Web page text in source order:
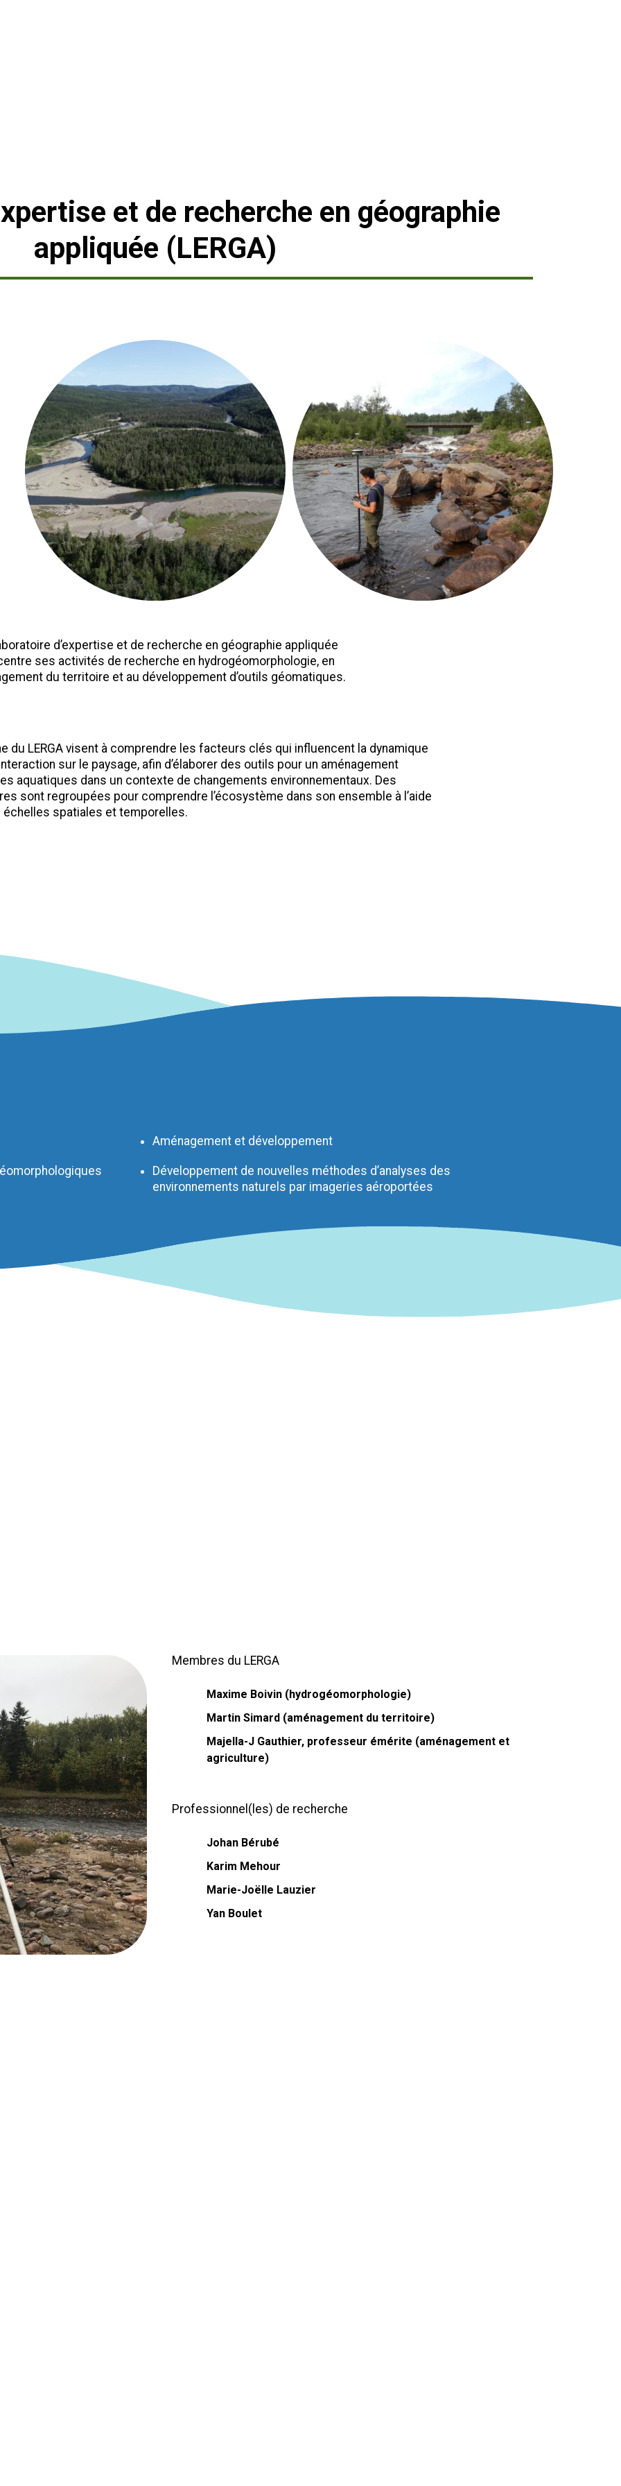
et de recherche en géographie
appliquée (LERGA)
d’expertise et de recherche en géographie appliquée
ses activités de recherche en hydrogéomorphologie, en
du territoire et au développement d’outils géomatiques.
du LERGA visent à comprendre les facteurs clés qui influencent la dynamique
sur le paysage, afin d’élaborer des outils pour un aménagement
aquatiques dans un contexte de changements environnementaux. Des
sont regroupées pour comprendre l’écosystème dans son ensemble à l’aide
échelles spatiales et temporelles.
Aménagement et développement
Développement de nouvelles méthodes d’analyses des
environnements naturels par imageries aéroportées
Membres du LERGA
Maxime Boivin (hydrogéomorphologie)
Martin Simard (aménagement du territoire)
Majella-J Gauthier, professeur émérite (aménagement et
agriculture)
Professionnel(les) de recherche
Johan Bérubé
Karim Mehour
Marie-Joëlle Lauzier
Yan Boulet